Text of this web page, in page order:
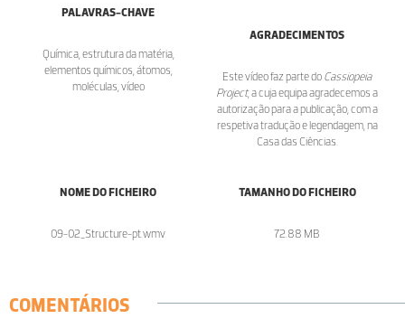
PALAVRAS-CHAVE
Química, estrutura da matéria,
elementos químicos, átomos,
moléculas, vídeo
AGRADECIMENTOS
Este vídeo faz parte do Cassiopeia
Project, a cuja equipa agradecemos a
autorização para a publicação, com a
respetiva tradução e legendagem, na
Casa das Ciências.
NOME DO FICHEIRO
09-02_Structure-pt.wmv
TAMANHO DO FICHEIRO
72.88 MB
COMENTÁRIOS